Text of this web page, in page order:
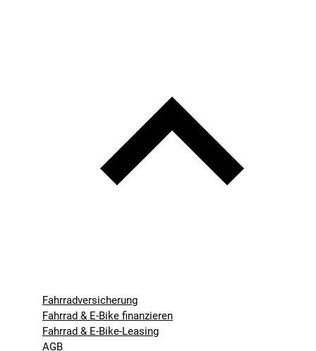
Fahrradversicherung
Fahrrad & E-Bike finanzieren
Fahrrad & E-Bike-Leasing
AGB